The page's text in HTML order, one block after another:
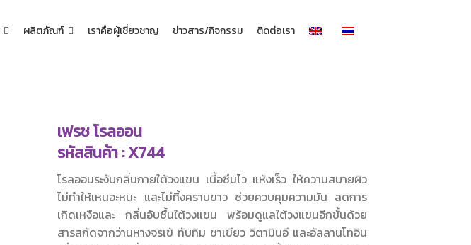
ผลิตภัณฑ์ เราคือผู้เชี่ยวชาญ ข่าวสาร/กิจกรรม ติดต่อเรา
เฟรช โรลออน
รหัสสินค้า : X744
โรลออนระงับกลิ่นกายใต้วงแขน เนื้อซึมไว แห้งเร็ว ให้ความสบายผิว
ไม่ทำให้เหนอะหนะ และไม่ทิ้งคราบขาว ช่วยควบคุมความมัน ลดการ
เกิดเหงือและ กลิ่นอับชื้นใต้วงแขน พร้อมดูแลใต้วงแขนอีกขั้นด้วย
สารสกัดจากว่านหางจรเข้ ทับทิม ชาเขียว วิตามินอี และอัลลานโทอิน